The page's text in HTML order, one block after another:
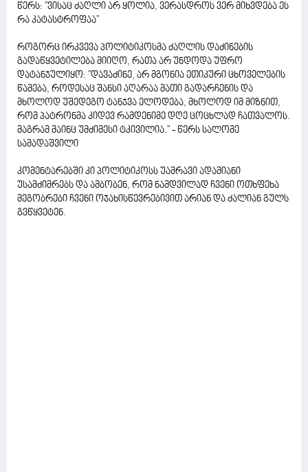
წერს: "ვისაც ძაღლი არ ყოლია, ვერასდროს ვერ მიხვდება ეს
რა კატასტროფაა"
როგორც ირკვევა პოლიტიკოსმა ძაღლის დაძინების
გადაწყვეტილება მიიღო, რათა არ უნდოდა უფრო
დატანჯულიყო: "დავაძინე, არ მგონია ეთიკური ცხოველების
წამება, როდესაც შანსი აღარაა მათი გადარჩენის და
მხოლოდ უშედეგო ტანჯვა ელოდება, მხოლოდ იმ მიზნით,
რომ პატრონმა კიდევ რამდენიმე დღე ცოცხლად ჩათვალოს.
მაგრამ მაინც უმძიმესი ტკივილია." - წერს სალომე
სამადაშვილი
კომენტარებში კი პოლიტიკოსს უამრავი ადამიანი
უსამძიმრებს და ამბობენ, რომ ნამდვილად ჩვენი ოთხფეხა
მეგობრები ჩვენი ოჯახისწევრებივით არიან და ძალიან გულს
გვწყვეტენ.